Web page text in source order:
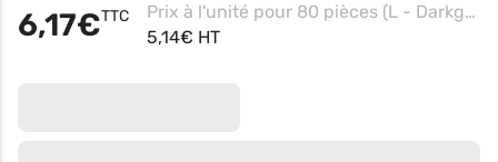
6,17€TTC
Prix à l'unité pour 80 pièces (L - Darkgrey)
5,14€ HT